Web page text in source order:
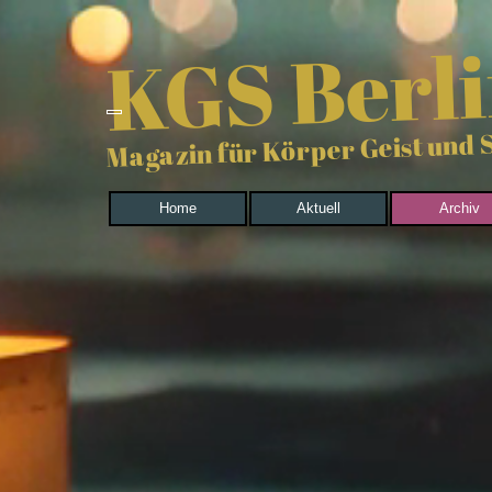
Direkt zum Seiteninhalt
KGS
Magazin für Körper Geist und
Home Aktuell ▼
Archiv